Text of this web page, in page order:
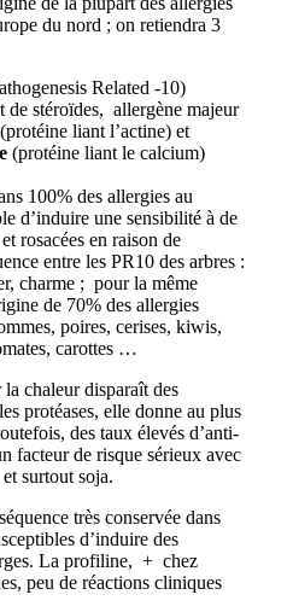
du nord ; on retiendra 3
Related -10)
de stéroïdes, allergène majeur
liant l’actine) et
(protéine liant le calcium)
100% des allergies au
d’induire une sensibilité à de
rosacées en raison de
entre les PR10 des arbres :
charme ; pour la même
de 70% des allergies
poires, cerises, kiwis,
carottes …
chaleur disparaît des
protéases, elle donne au plus
des taux élevés d’anti-
facteur de risque sérieux avec
surtout soja.
très conservée dans
d’induire des
La profiline, + chez
peu de réactions cliniques